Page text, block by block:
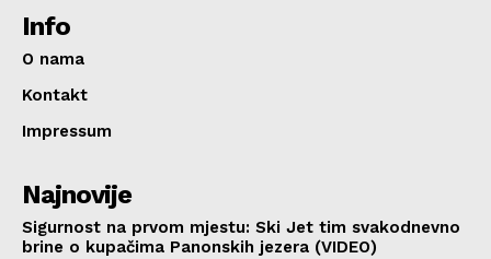
Info
O nama
Kontakt
Impressum
Najnovije
Sigurnost na prvom mjestu: Ski Jet tim svakodnevno
brine o kupačima Panonskih jezera (VIDEO)